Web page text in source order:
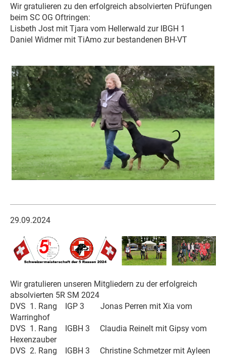
Wir gratulieren zu den erfolgreich absolvierten Prüfungen
beim SC OG Oftringen:
Lisbeth Jost mit Tjara vom Hellerwald zur IBGH 1
Daniel Widmer mit TiAmo zur bestandenen BH-VT
29.09.2024
Wir gratulieren unseren Mitgliedern zu der erfolgreich
absolvierten 5R SM 2024
DVS 1. Rang IGP 3 Jonas Perren mit Xia vom
Warringhof
DVS 1. Rang IGBH 3 Claudia Reinelt mit Gipsy vom
Hexenzauber
DVS 2. Rang IGBH 3 Christine Schmetzer mit Ayleen